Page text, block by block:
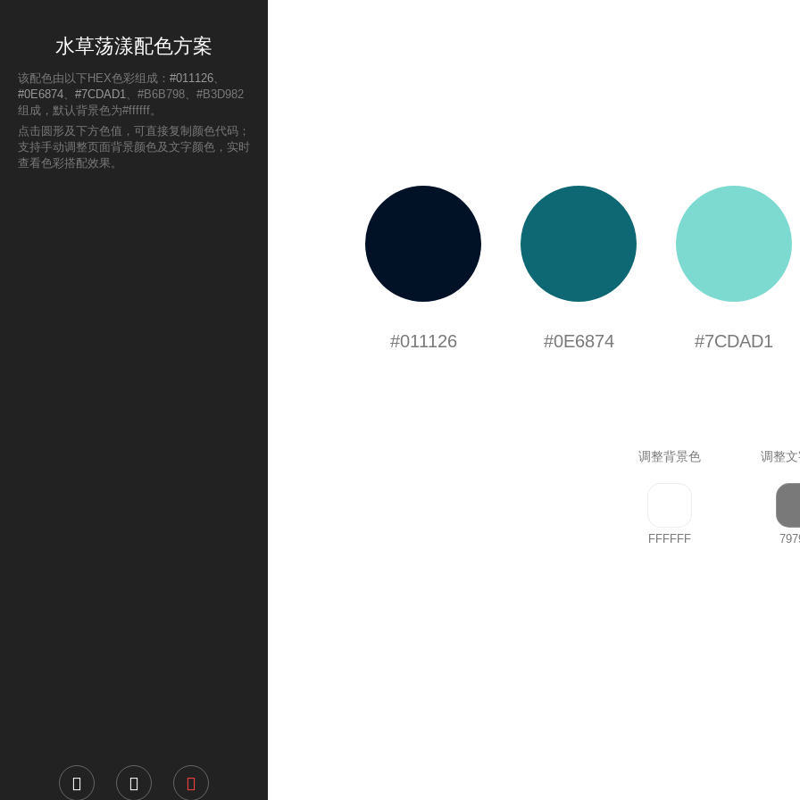
水草荡漾配色方案
该配色由以下HEX色彩组成： #011126、
#0E6874、 #7CDAD1、#B6B798、#B3D982
组成，默认背景色为#ffffff。
点击圆形及下方色值，可直接复制颜色代码；
支持手动调整页面背景颜色及文字颜色，实时
查看色彩搭配效果。
#011126 #0E6874 #7CDAD1
调整背景色 调整